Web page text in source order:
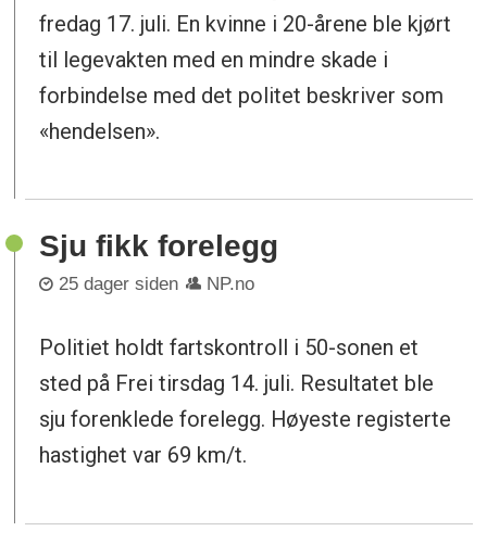
fredag 17. juli. En kvinne i 20-årene ble kjørt
til legevakten med en mindre skade i
forbindelse med det politet beskriver som
«hendelsen».
Sju fikk forelegg
25 dager siden NP.no
Politiet holdt fartskontroll i 50-sonen et
sted på Frei tirsdag 14. juli. Resultatet ble
sju forenklede forelegg. Høyeste registerte
hastighet var 69 km/t.